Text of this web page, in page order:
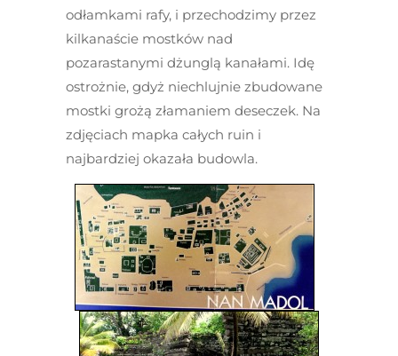
odłamkami rafy, i przechodzimy przez
kilkanaście mostków nad
pozarastanymi dżunglą kanałami. Idę
ostrożnie, gdyż niechlujnie zbudowane
mostki grożą złamaniem deseczek. Na
zdjęciach mapka całych ruin i
najbardziej okazała budowla.